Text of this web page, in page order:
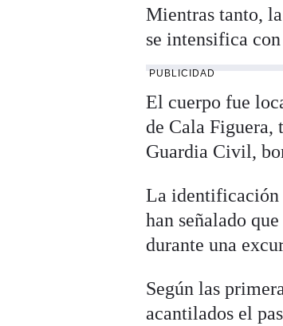
Mientras tanto,
se intensifica
PUBLICIDAD
El cuerpo fue
de Cala Figuera,
Guardia Civil,
La identificación
han señalado
durante una
Según las
acantilados el